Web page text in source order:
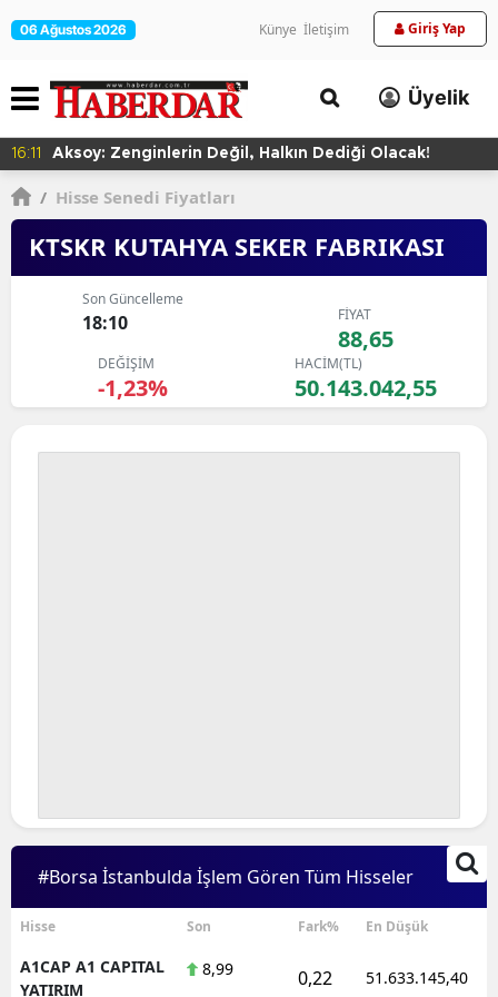
06 Ağustos 2026 Künye İletişim Giriş Yap
Üyelik
16:11 Aksoy: Zenginlerin Değil, Halkın Dediği Olacak!
/ Hisse Senedi Fiyatları
KTSKR KUTAHYA SEKER FABRIKASI
Son Güncelleme
18:10 FİYAT
88,65
DEĞİŞİM
-1,23%
HACİM(TL)
50.143.042,55
#Borsa İstanbulda İşlem Gören Tüm Hisseler
Hisse Son Fark% En Düşük
A1CAP A1 CAPITAL
YATIRIM
8,99 0,22 51.633.145,40